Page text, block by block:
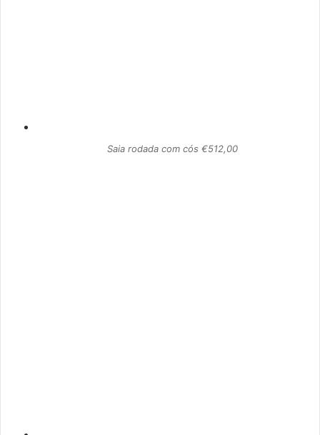
Saia rodada com cós €512,00